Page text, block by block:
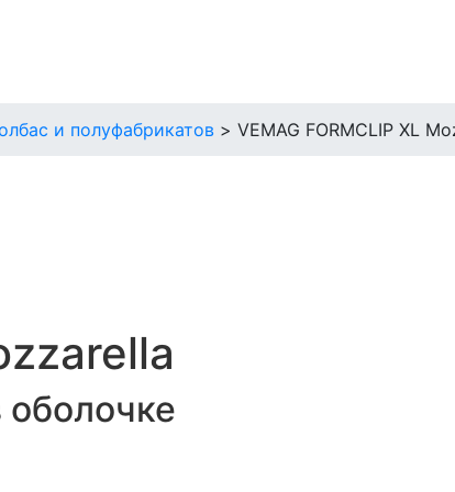
и полуфабрикатов > VEMAG FORMCLIP XL